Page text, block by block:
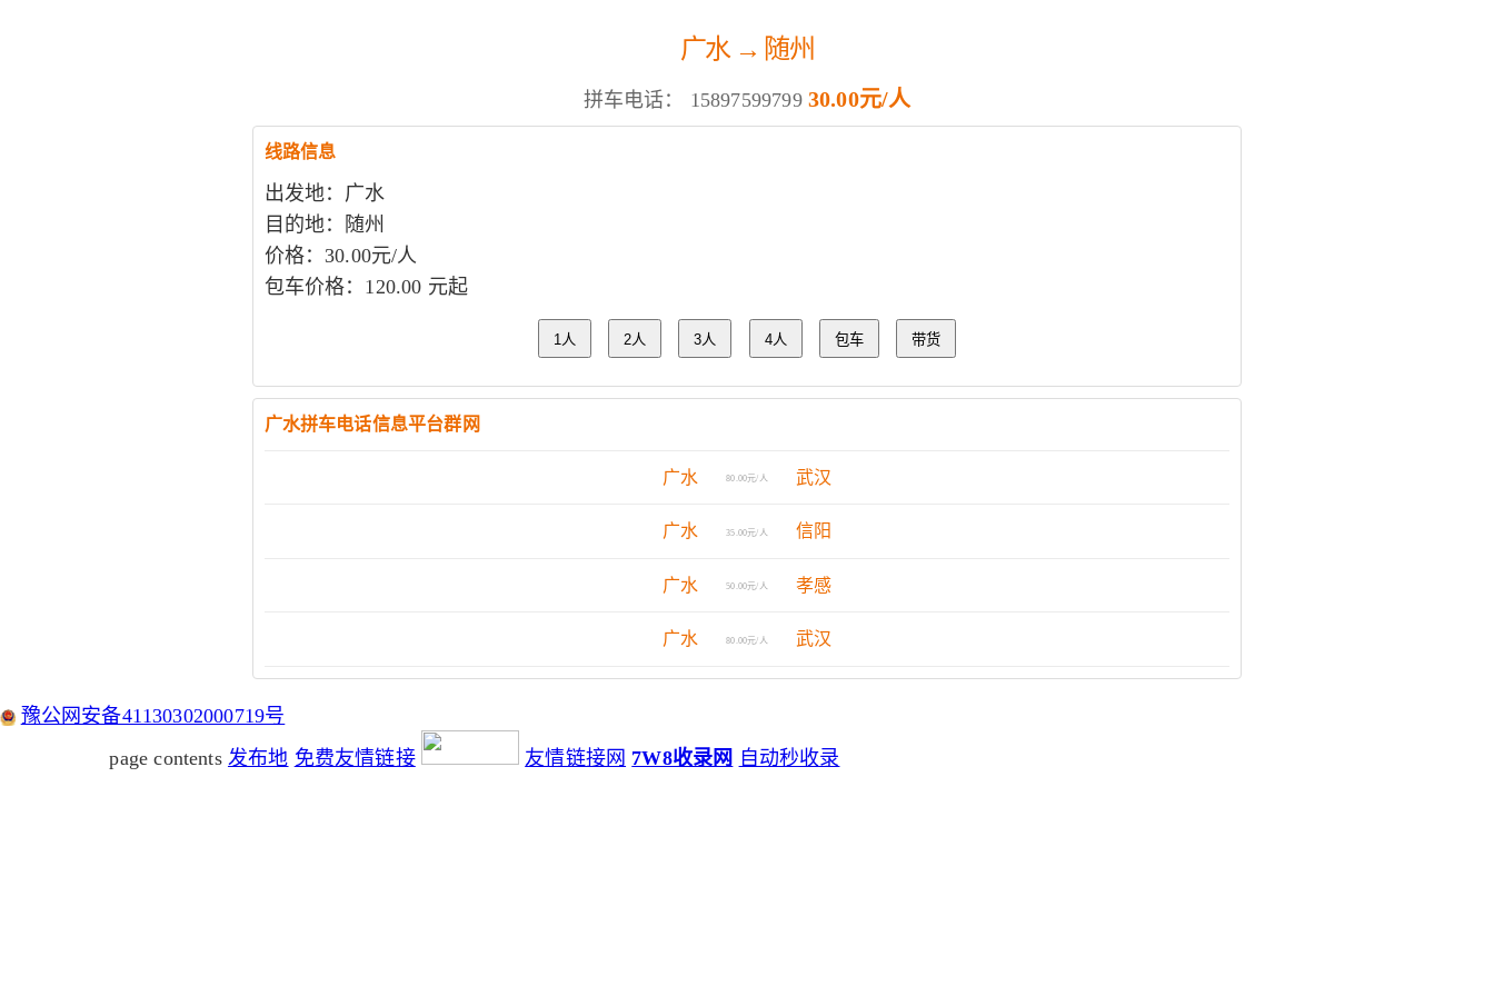
广水 → 随州
拼车电话： 15897599799 30.00元/人
线路信息
出发地：广水
目的地：随州
价格：30.00元/人
包车价格：120.00 元起
1人 2人 3人 4人 包车 带货
广水拼车电话信息平台群网
广水 80.00元/人 武汉
广水 35.00元/人 信阳
广水 50.00元/人 孝感
广水 80.00元/人 武汉
豫公网安备41130302000719号
page contents 发布地 免费友情链接 友情链接网 7W8收录网 自动秒收录